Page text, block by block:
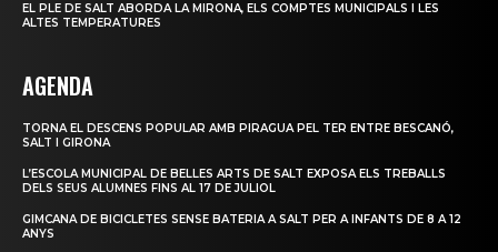
EL PLE DE SALT ABORDA LA MIRONA, ELS COMPTES MUNICIPALS I LES
ALTES TEMPERATURES
AGENDA
TORNA EL DESCENS POPULAR AMB PIRAGUA PEL TER ENTRE BESCANÓ,
SALT I GIRONA
L’ESCOLA MUNICIPAL DE BELLES ARTS DE SALT EXPOSA ELS TREBALLS
DELS SEUS ALUMNES FINS AL 17 DE JULIOL
GIMCANA DE BICICLETES SENSE BATERIA A SALT PER A INFANTS DE 8 A 12
ANYS